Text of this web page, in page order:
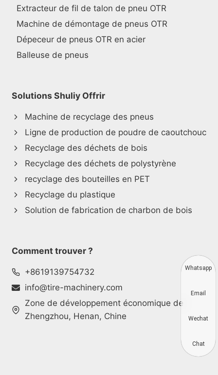
Extracteur de fil de talon de pneu OTR
Machine de démontage de pneus OTR
Dépeceur de pneus OTR en acier
Balleuse de pneus
Solutions Shuliy Offrir
Machine de recyclage des pneus
Ligne de production de poudre de caoutchouc
Recyclage des déchets de bois
Recyclage des déchets de polystyrène
recyclage des bouteilles en PET
Recyclage du plastique
Solution de fabrication de charbon de bois
Comment trouver ?
+8619139754732
info@tire-machinery.com
Zone de développement économique de
Zhengzhou, Henan, Chine
Whatsapp
Email
Wechat
Chat